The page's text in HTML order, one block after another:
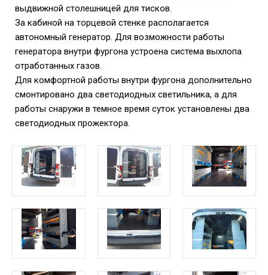
выдвижной столешницей для тисков.
За кабиной на торцевой стенке располагается
автономный генератор. Для возможности работы
генератора внутри фургона устроена система выхлопа
отработанных газов.
Для комфортной работы внутри фургона дополнительно
смонтировано два светодиодных светильника, а для
работы снаружи в темное время суток установлены два
светодиодных прожектора.